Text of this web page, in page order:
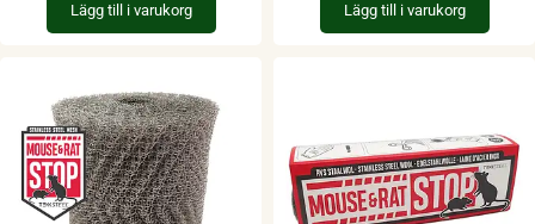
Lägg till i varukorg Lägg till i varukorg